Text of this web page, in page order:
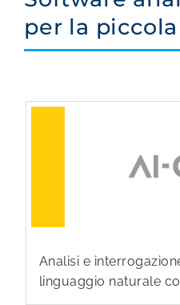
per la
Analisi e
linguaggio naturale